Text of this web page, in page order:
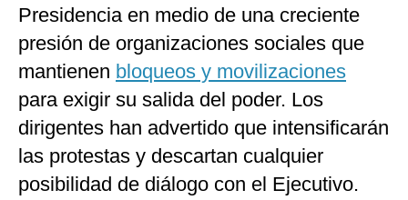
Presidencia en medio de una creciente
presión de organizaciones sociales que
mantienen bloqueos y movilizaciones
para exigir su salida del poder. Los
dirigentes han advertido que intensificarán
las protestas y descartan cualquier
posibilidad de diálogo con el Ejecutivo.